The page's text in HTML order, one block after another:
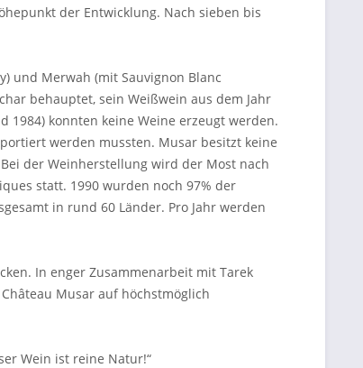
der Entwicklung. Nach sieben bis
und Merwah (mit Sauvignon Blanc
behauptet, sein Weißwein aus dem Jahr
1984) konnten keine Weine erzeugt werden.
werden mussten. Musar besitzt keine
der Weinherstellung wird der Most nach
statt. 1990 wurden noch 97% der
in rund 60 Länder. Pro Jahr werden
In enger Zusammenarbeit mit Tarek
Musar auf höchstmöglich
Wein ist reine Natur!“